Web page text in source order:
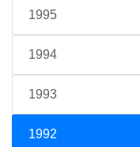
1995
1994
1993
1992